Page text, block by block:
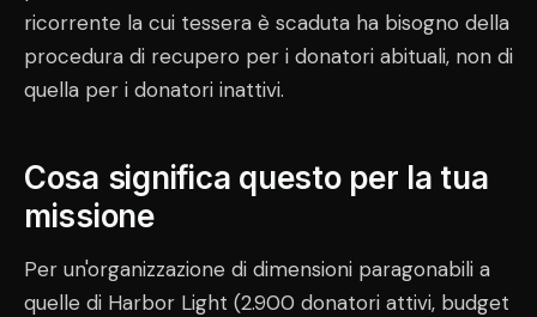
ricorrente la cui tessera è scaduta ha bisogno della
procedura di recupero per i donatori abituali, non di
quella per i donatori inattivi.
Cosa significa questo per la tua
missione
Per un'organizzazione di dimensioni paragonabili a
quelle di Harbor Light (2.900 donatori attivi, budget